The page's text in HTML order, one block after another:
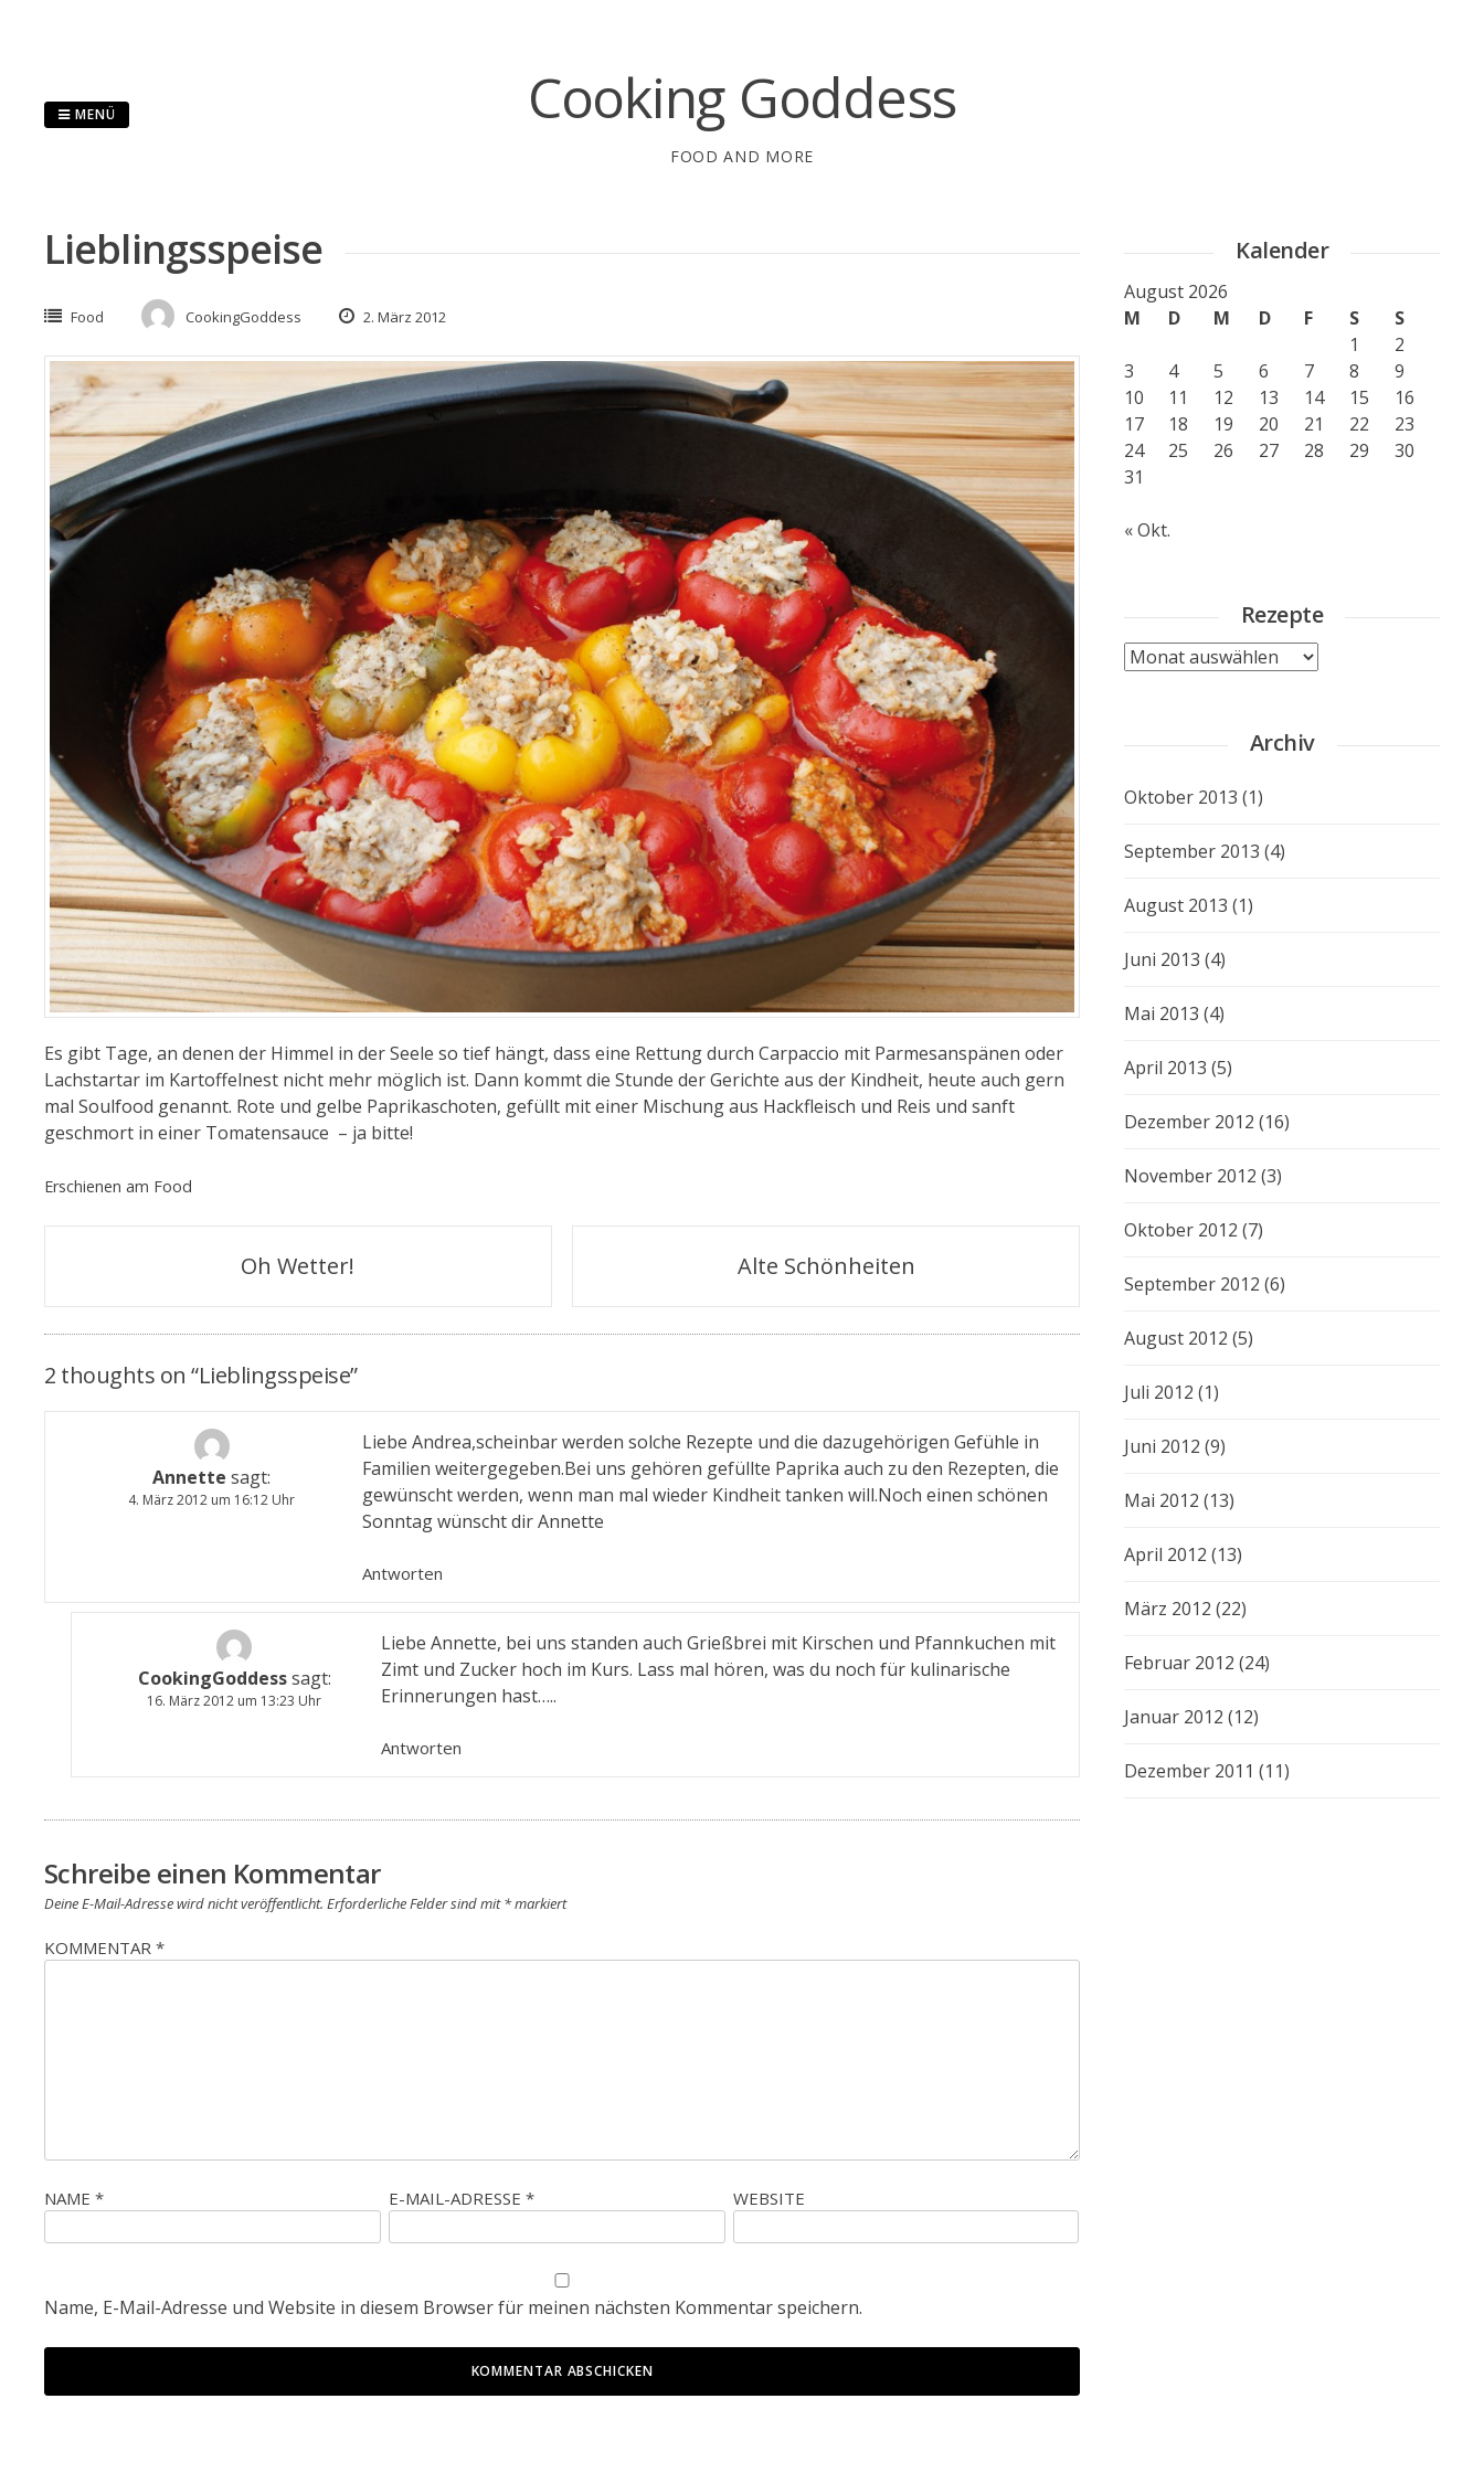
Cooking Goddess
FOOD AND MORE
MENÜ
Lieblingsspeise
Food CookingGoddess 2. März 2012
Es gibt Tage, an denen der Himmel in der Seele so tief hängt, dass eine Rettung durch Carpaccio mit Parmesanspänen oder
Lachstartar im Kartoffelnest nicht mehr möglich ist. Dann kommt die Stunde der Gerichte aus der Kindheit, heute auch gern
mal Soulfood genannt. Rote und gelbe Paprikaschoten, gefüllt mit einer Mischung aus Hackfleisch und Reis und sanft
geschmort in einer Tomatensauce – ja bitte!
Erschienen am Food
Beitragsnavigation
Oh Wetter! Alte Schönheiten
2 thoughts on “Lieblingsspeise”
Annette sagt:
4. März 2012 um 16:12 Uhr
Liebe Andrea,scheinbar werden solche Rezepte und die dazugehörigen Gefühle in
Familien weitergegeben.Bei uns gehören gefüllte Paprika auch zu den Rezepten, die
gewünscht werden, wenn man mal wieder Kindheit tanken will.Noch einen schönen
Sonntag wünscht dir Annette
Antworten
CookingGoddesssagt:
16. März 2012 um 13:23 Uhr
Liebe Annette, bei uns standen auch Grießbrei mit Kirschen und Pfannkuchen mit
Zimt und Zucker hoch im Kurs. Lass mal hören, was du noch für kulinarische
Erinnerungen hast…..
Antworten
Schreibe einen Kommentar
Deine E-Mail-Adresse wird nicht veröffentlicht. Erforderliche Felder sind mit*markiert
KOMMENTAR *
NAME * E-MAIL-ADRESSE* WEBSITE
Name, E-Mail-Adresse und Website in diesem Browser für meinen nächsten Kommentar speichern.
Kalender
August 2026
M
D M D F S
S
1
2
3
4 5 6 7 8
9
10
11 12 13 14 15
16
17
18 19 20 21 22
23
24
25 26 27 28 29
30
31
« Okt.
Rezepte
Rezepte
Archiv
Oktober 2013 (1)
September 2013 (4)
August 2013 (1)
Juni 2013 (4)
Mai 2013 (4)
April 2013 (5)
Dezember 2012 (16)
November 2012 (3)
Oktober 2012 (7)
September 2012 (6)
August 2012 (5)
Juli 2012 (1)
Juni 2012 (9)
Mai 2012 (13)
April 2012 (13)
März 2012 (22)
Februar 2012 (24)
Januar 2012 (12)
Dezember 2011 (11)